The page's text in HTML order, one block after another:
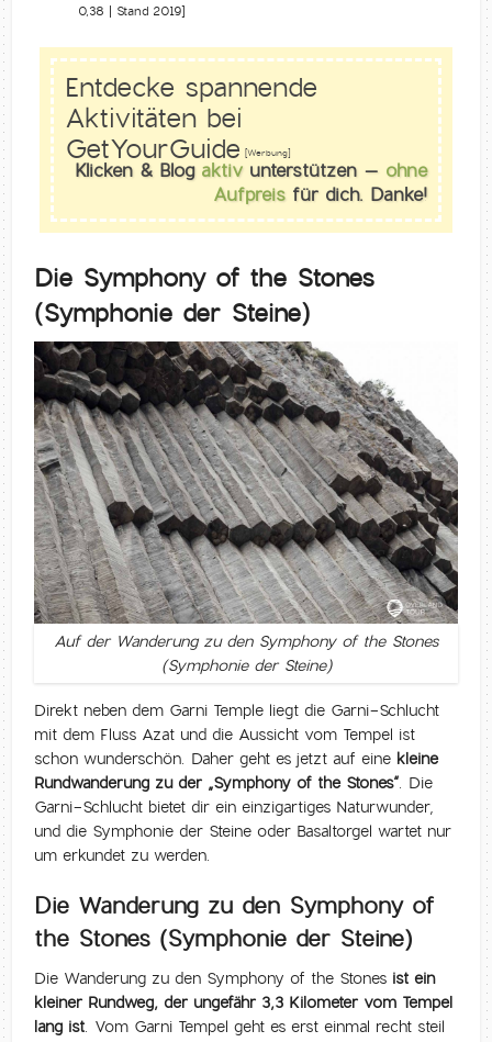
0,38 | Stand 2019]
Entdecke spannende
Aktivitäten bei
GetYourGuide [Werbung]
Klicken & Blog aktivunterstützen – ohne
Aufpreisfür dich. Danke!
Die Symphony of the Stones
(Symphonie der Steine)
Auf der Wanderung zu den Symphony of the Stones
(Symphonie der Steine)
Direkt neben dem Garni Temple liegt die Garni-Schlucht
mit dem Fluss Azat und die Aussicht vom Tempel ist
schon wunderschön. Daher geht es jetzt auf eine kleine
Rundwanderung zu der „Symphony of the Stones“. Die
Garni-Schlucht bietet dir ein einzigartiges Naturwunder,
und die Symphonie der Steine oder Basaltorgel wartet nur
um erkundet zu werden.
Die Wanderung zu den Symphony of
the Stones (Symphonie der Steine)
Die Wanderung zu den Symphony of the Stones ist ein
kleiner Rundweg, der ungefähr 3,3 Kilometer vom Tempel
lang ist. Vom Garni Tempel geht es erst einmal recht steil